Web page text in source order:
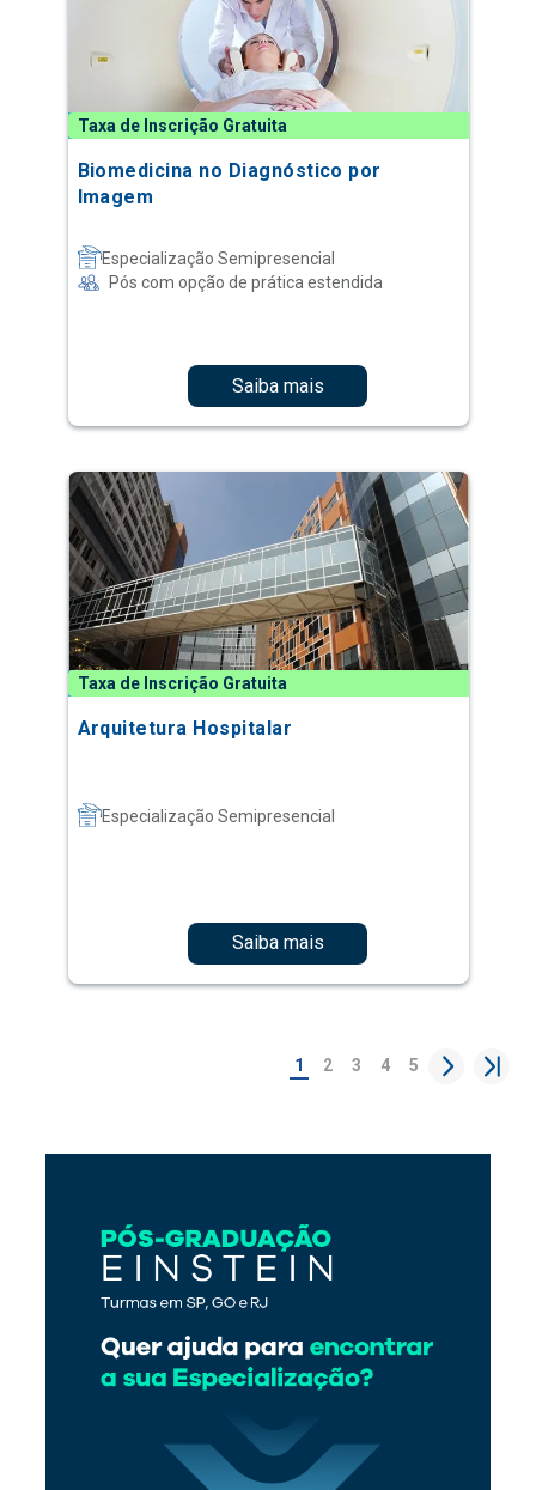
Taxa de Inscrição Gratuita
Biomedicina no Diagnóstico por
Imagem
Especialização Semipresencial
Pós com opção de prática estendida
Saiba mais
Taxa de Inscrição Gratuita
Arquitetura Hospitalar
Especialização Semipresencial
Saiba mais
1 2 3 4 5